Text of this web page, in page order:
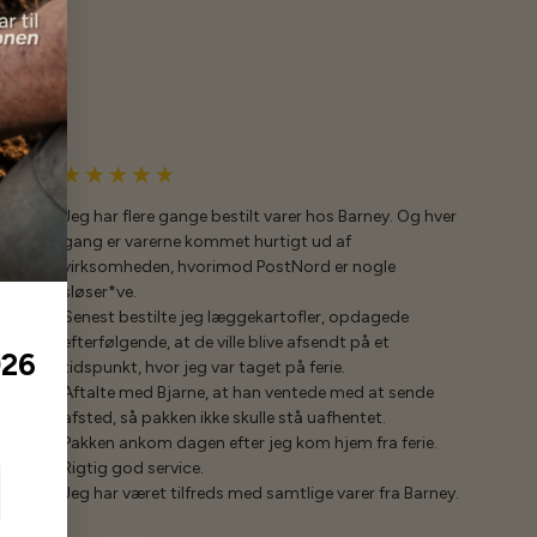
Jeg har flere gange bestilt varer hos Barney. Og hver
gang er varerne kommet hurtigt ud af
virksomheden, hvorimod PostNord er nogle
sløser*ve.
Senest bestilte jeg læggekartofler, opdagede
efterfølgende, at de ville blive afsendt på et
tidspunkt, hvor jeg var taget på ferie.
Aftalte med Bjarne, at han ventede med at sende
afsted, så pakken ikke skulle stå uafhentet.
Pakken ankom dagen efter jeg kom hjem fra ferie.
Rigtig god service.
Jeg har været tilfreds med samtlige varer fra Barney.